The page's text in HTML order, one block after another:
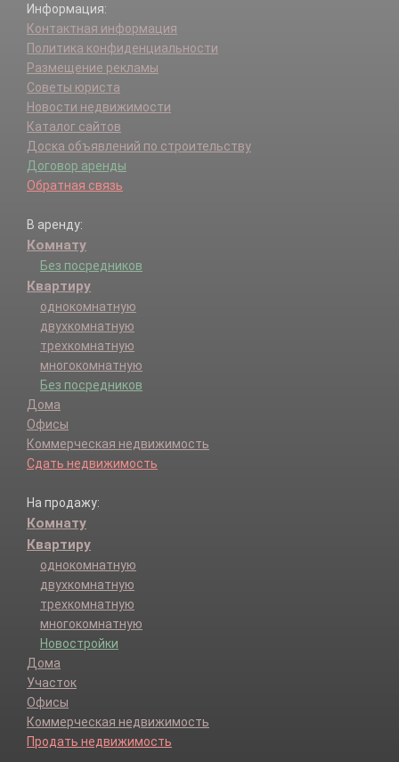
Информация:
Контактная информация
Политика конфиденциальности
Размещение рекламы
Советы юриста
Новости недвижимости
Каталог сайтов
Доска объявлений по строительству
Договор аренды
Обратная связь
В аренду:
Комнату
Без посредников
Квартиру
однокомнатную
двухкомнатную
трехкомнатную
многокомнатную
Без посредников
Дома
Офисы
Коммерческая недвижимость
Сдать недвижимость
На продажу:
Комнату
Квартиру
однокомнатную
двухкомнатную
трехкомнатную
многокомнатную
Новостройки
Дома
Участок
Офисы
Коммерческая недвижимость
Продать недвижимость